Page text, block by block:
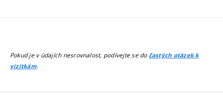
Pokud je v údajích nesrovnalost, podívejte se do častých otázek k
vizitkám.